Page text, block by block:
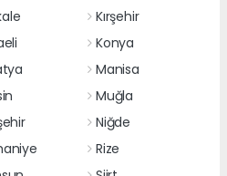
Kırşehir
Konya
Manisa
Muğla
Niğde
Rize